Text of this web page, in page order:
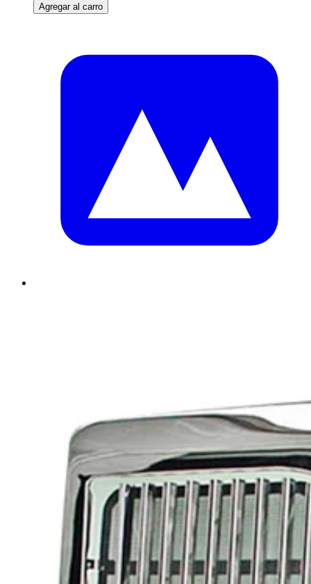
Agregar al carro